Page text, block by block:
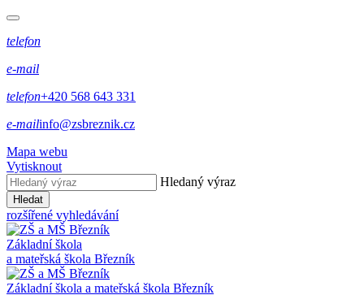
telefon
e-mail
telefon+420 568 643 331
e-mailinfo@zsbreznik.cz
Mapa webu
Vytisknout
Hledaný výraz
Hledat
rozšířené vyhledávání
Základní škola
a mateřská škola Březník
Základní škola a mateřská škola Březník